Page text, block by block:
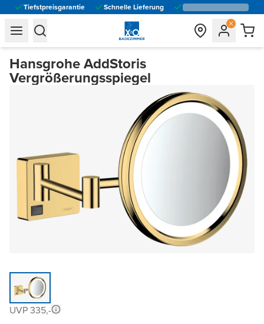
Tiefstpreisgarantie Schnelle Lieferung
general.navigation.toggle_menu.label
general.navigation.toggle_menu.label
Hansgrohe AddStoris
Vergrößerungsspiegel
UVP 335,-